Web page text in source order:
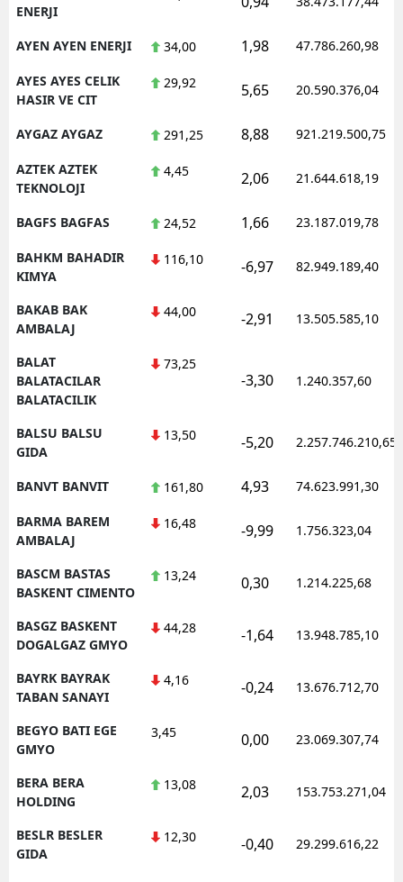
ENERJI
AYEN AYEN ENERJI 34,00 1,98 47.786.260,98
AYES AYES CELIK
HASIR VE CIT
29,92 5,65 20.590.376,04
AYGAZ AYGAZ 291,25 8,88 921.219.500,75
AZTEK AZTEK
TEKNOLOJI
4,45 2,06 21.644.618,19
BAGFS BAGFAS 24,52 1,66 23.187.019,78
BAHKM BAHADIR
KIMYA
116,10 -6,97 82.949.189,40
BAKAB BAK
AMBALAJ
44,00 -2,91 13.505.585,10
BALAT
BALATACILAR
BALATACILIK
73,25
-3,30 1.240.357,60
BALSU BALSU
GIDA
13,50 -5,20 2.257.746.210,65
BANVT BANVIT 161,80 4,93 74.623.991,30
BARMA BAREM
AMBALAJ
16,48 -9,99 1.756.323,04
BASCM BASTAS
BASKENT CIMENTO
13,24 0,30 1.214.225,68
BASGZ BASKENT
DOGALGAZ GMYO
44,28 -1,64 13.948.785,10
BAYRK BAYRAK
TABAN SANAYI
4,16 -0,24 13.676.712,70
BEGYO BATI EGE
GMYO
3,45 0,00 23.069.307,74
BERA BERA
HOLDING
13,08 2,03 153.753.271,04
BESLR BESLER
GIDA
12,30 -0,40 29.299.616,22